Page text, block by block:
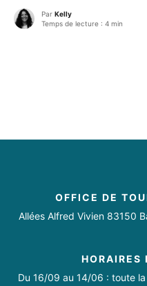
Par Kelly
Temps de lecture : 4 min
OFFICE DE
Allées Alfred Vivien 83150
HORAIRES
Du 16/09 au 14/06 : toute